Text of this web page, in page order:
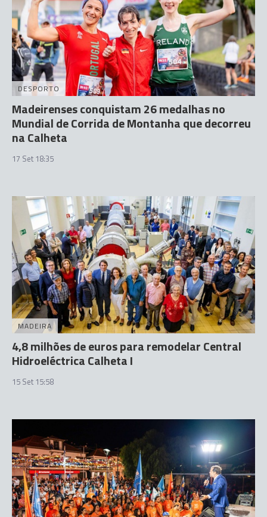
DESPORTO
Madeirenses conquistam 26 medalhas no
Mundial de Corrida de Montanha que decorreu
na Calheta
17 Set 18:35
MADEIRA
4,8 milhões de euros para remodelar Central
Hidroeléctrica Calheta I
15 Set 15:58